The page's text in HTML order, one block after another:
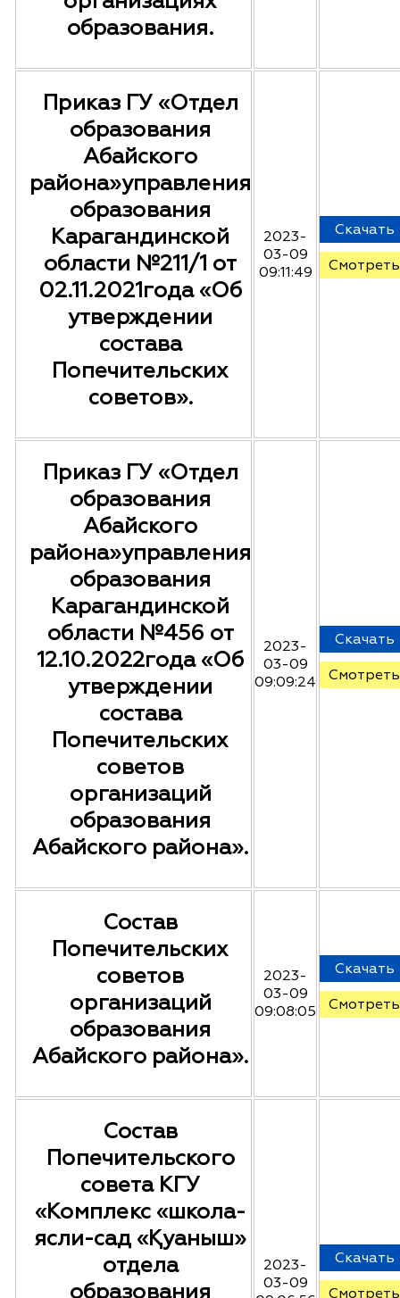
образования.
Приказ ГУ «Отдел
образования
Абайского
района»управления
образования
Карагандинской
области №211/1 от
02.11.2021года «Об
утверждении
состава
Попечительских
советов».
2023-
03-09
09:11:49
Скачать
Смотреть
Приказ ГУ «Отдел
образования
Абайского
района»управления
образования
Карагандинской
области №456 от
12.10.2022года «Об
утверждении
состава
Попечительских
советов
организаций
образования
Абайского района».
2023-
03-09
09:09:24
Скачать
Смотреть
Состав
Попечительских
советов
организаций
образования
Абайского района».
2023-
03-09
09:08:05
Скачать
Смотреть
Состав
Попечительского
совета КГУ
«Комплекс «школа-
ясли-сад «Қуаныш»
отдела
образования
2023-
03-09
Скачать
Смотреть